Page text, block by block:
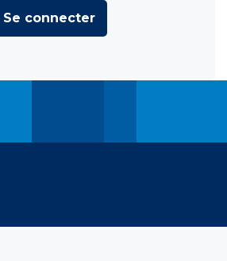
Se connecter